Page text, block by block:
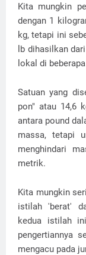
Kita mungkin
dengan 1
kg, tetapi ini
lb dihasilkan
lokal di
Satuan yang
pon" atau 14,6
antara pound
massa, tetapi
menghindari
metrik.
Kita mungkin
istilah 'berat'
kedua istilah
pengertiannya
mengacu pada